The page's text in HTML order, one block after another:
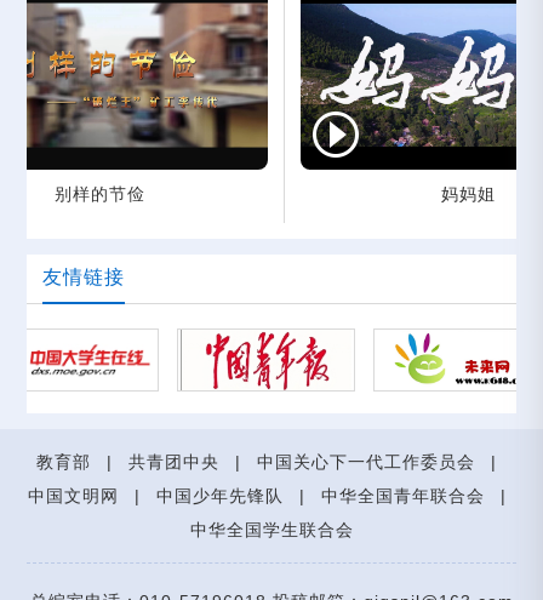
别样的节俭 妈妈姐
友情链接
教育部 | 共青团中央 | 中国关心下一代工作委员会
|
中国文明网
| 中国少年先锋队 | 中华全国青年联合会
|
中华全国学生联合会